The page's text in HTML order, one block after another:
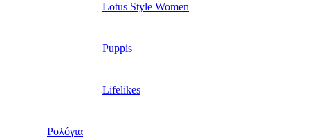
Lotus Style Women
Puppis
Lifelikes
Ρολόγια